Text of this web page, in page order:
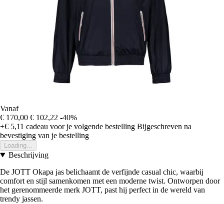
Vanaf
€ 170,00 € 102,22 -40%
+€ 5,11 cadeau voor je volgende bestelling Bijgeschreven na
bevestiging van je bestelling
Loading...
Beschrijving
De JOTT Okapa jas belichaamt de verfijnde casual chic, waarbij
comfort en stijl samenkomen met een moderne twist. Ontworpen door
het gerenommeerde merk JOTT, past hij perfect in de wereld van
trendy jassen.